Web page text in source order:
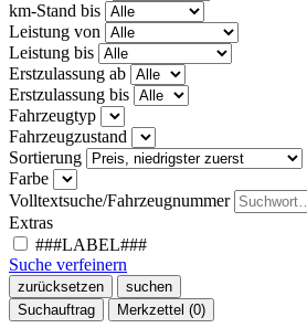
km-Stand bis
Leistung von
Leistung bis
Erstzulassung ab
Erstzulassung bis
Fahrzeugtyp
Fahrzeugzustand
Sortierung
Farbe
Volltextsuche/Fahrzeugnummer
Extras
###LABEL###
Suche verfeinern
zurücksetzen
suchen
Suchauftrag
Merkzettel (0)